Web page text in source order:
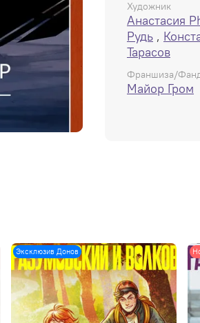
Художник
Анастасия
Рудь ,
Тарасов
Франшиза/
Майор Гром
Эксклюзив Донов